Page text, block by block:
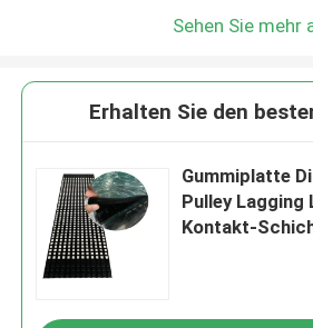
Sehen Sie mehr
Erhalten Sie den
Gummiplatte
Pulley Lagging
Kontakt-